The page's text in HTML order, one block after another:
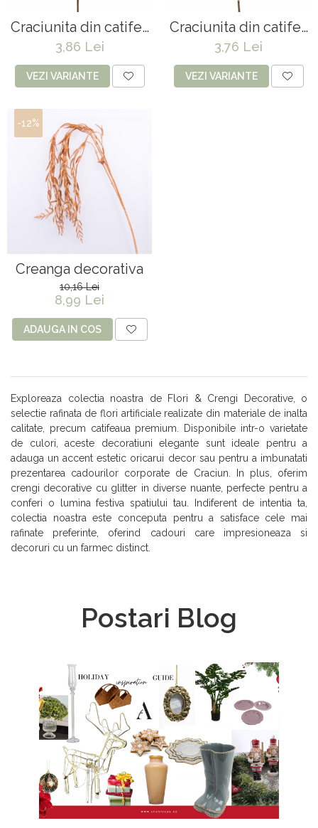
Craciunita din catifea
- 20 x 20 cm
3,86 Lei
VEZI VARIANTE
Craciunita din catifea
- 22 x 14 cm
3,76 Lei
VEZI VARIANTE
-12%
Creanga decorativa
10,16 Lei
8,99 Lei
ADAUGA IN COS
Exploreaza colectia noastra de Flori & Crengi Decorative, o
selectie rafinata de flori artificiale realizate din materiale de inalta
calitate, precum catifeaua premium. Disponibile intr-o varietate
de culori, aceste decoratiuni elegante sunt ideale pentru a
adauga un accent estetic oricarui decor sau pentru a imbunatati
prezentarea cadourilor corporate de Craciun. In plus, oferim
crengi decorative cu glitter in diverse nuante, perfecte pentru a
conferi o lumina festiva spatiului tau. Indiferent de intentia ta,
colectia noastra este conceputa pentru a satisface cele mai
rafinate preferinte, oferind cadouri care impresioneaza si
decoruri cu un farmec distinct.
Postari Blog